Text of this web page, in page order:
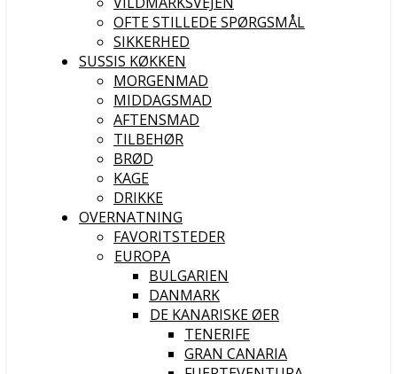
OFTE STILLEDE SPØRGSMÅL
SIKKERHED
SUSSIS KØKKEN
MORGENMAD
MIDDAGSMAD
AFTENSMAD
TILBEHØR
BRØD
KAGE
DRIKKE
OVERNATNING
FAVORITSTEDER
EUROPA
BULGARIEN
DANMARK
DE KANARISKE ØER
TENERIFE
GRAN CANARIA